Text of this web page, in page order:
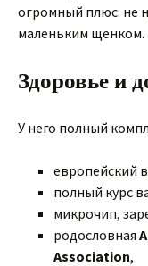
огромный плюс: не
маленьким щенком.
Здоровье и
У него полный
европейский
полный курс
микрочип,
родословная
Association,